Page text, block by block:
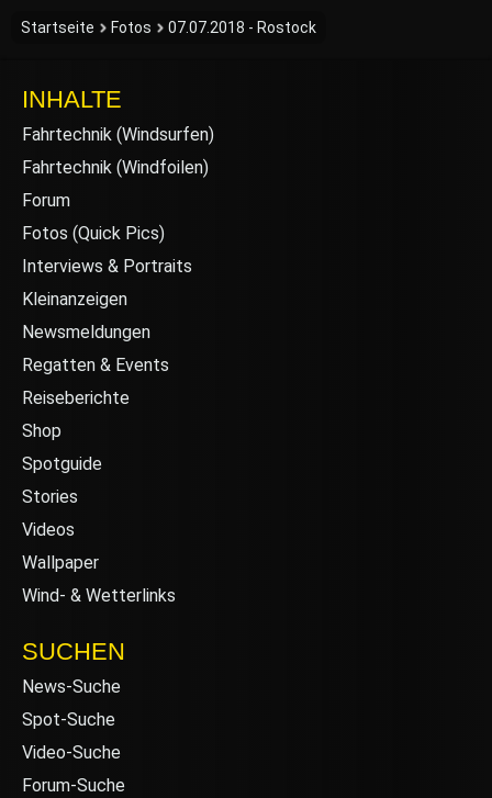
Startseite Fotos 07.07.2018 - Rostock
INHALTE
Fahrtechnik (Windsurfen)
Fahrtechnik (Windfoilen)
Forum
Fotos (Quick Pics)
Interviews & Portraits
Kleinanzeigen
Newsmeldungen
Regatten & Events
Reiseberichte
Shop
Spotguide
Stories
Videos
Wallpaper
Wind- & Wetterlinks
SUCHEN
News-Suche
Spot-Suche
Video-Suche
Forum-Suche